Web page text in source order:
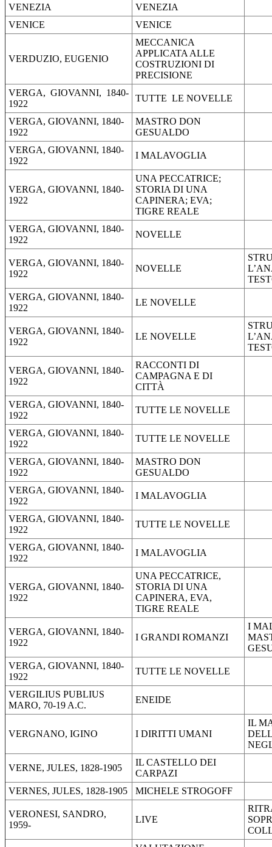
VENEZIA
VENEZIA
VENICE
VENICE
VERDUZIO, EUGENIO
MECCANICA
APPLICATA ALLE
COSTRUZIONI DI
PRECISIONE
VERGA, GIOVANNI, 1840-
1922
TUTTE LE NOVELLE
VERGA, GIOVANNI, 1840-
1922
MASTRO DON
GESUALDO
VERGA, GIOVANNI, 1840-
1922
I MALAVOGLIA
VERGA, GIOVANNI, 1840-
1922
UNA PECCATRICE;
STORIA DI UNA
CAPINERA; EVA;
TIGRE REALE
VERGA, GIOVANNI, 1840-
1922
NOVELLE
VERGA, GIOVANNI, 1840-
1922
NOVELLE
VERGA, GIOVANNI, 1840-
1922
LE NOVELLE
VERGA, GIOVANNI, 1840-
1922
LE NOVELLE
VERGA, GIOVANNI, 1840-
1922
RACCONTI DI
CAMPAGNA E DI
CITTÀ
VERGA, GIOVANNI, 1840-
1922
TUTTE LE NOVELLE
VERGA, GIOVANNI, 1840-
1922
TUTTE LE NOVELLE
VERGA, GIOVANNI, 1840-
1922
MASTRO DON
GESUALDO
VERGA, GIOVANNI, 1840-
1922
I MALAVOGLIA
VERGA, GIOVANNI, 1840-
1922
TUTTE LE NOVELLE
VERGA, GIOVANNI, 1840-
1922
I MALAVOGLIA
VERGA, GIOVANNI, 1840-
1922
UNA PECCATRICE,
STORIA DI UNA
CAPINERA, EVA,
TIGRE REALE
VERGA, GIOVANNI, 1840-
1922
I GRANDI ROMANZI
I
VERGA, GIOVANNI, 1840-
1922
TUTTE LE NOVELLE
VERGILIUS PUBLIUS
MARO, 70-19 A.C.
ENEIDE
VERGNANO, IGINO I DIRITTI UMANI
IL
VERNE, JULES, 1828-1905
IL CASTELLO DEI
CARPAZI
VERNES, JULES, 1828-1905
MICHELE STROGOFF
VERONESI, SANDRO,
1959-
LIVE